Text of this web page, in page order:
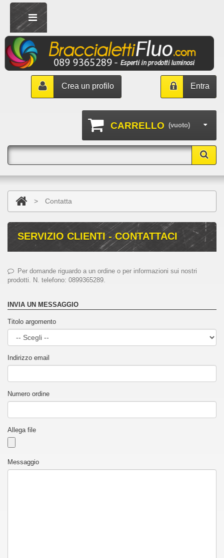
Entra
Crea un profilo
CARRELLO (vuoto)
> Contatta
SERVIZIO CLIENTI - CONTATTACI
Per domande riguardo a un ordine o per informazioni sui nostri
prodotti. N. telefono: 0899365289.
INVIA UN MESSAGGIO
Titolo argomento
Indirizzo email
Numero ordine
Allega file
Messaggio